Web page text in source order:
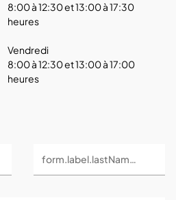
8:00 à 12:30 et 13:00 à 17:30
heures
Vendredi
8:00 à 12:30 et 13:00 à 17:00
heures
form.label.lastName *